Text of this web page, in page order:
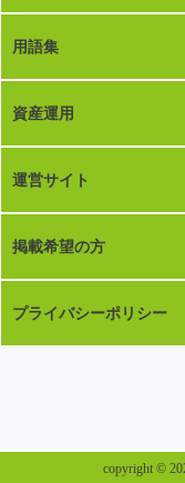
用語集
資産運用
運営サイト
掲載希望の方
プライバシーポリシー
copyright ©